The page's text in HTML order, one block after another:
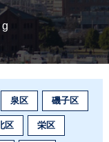
泉区 磯子区
区 栄区